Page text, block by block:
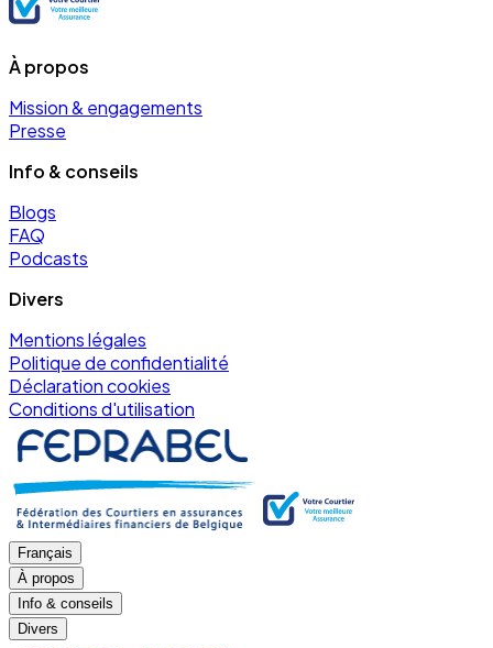
À propos
Mission & engagements
Presse
Info & conseils
Blogs
FAQ
Podcasts
Divers
Mentions légales
Politique de confidentialité
Déclaration cookies
Conditions d'utilisation
Français
À propos
Info & conseils
Divers